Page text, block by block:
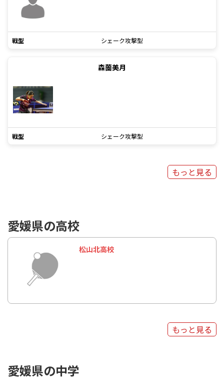
戦型 シェーク攻撃型
森薗美月
戦型 シェーク攻撃型
もっと見る
愛媛県の高校
松山北高校
もっと見る
愛媛県の中学